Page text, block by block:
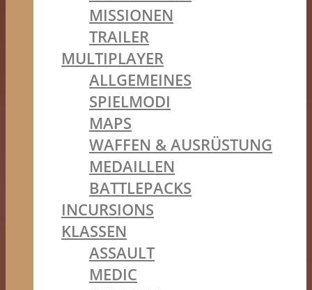
MISSIONEN
TRAILER
MULTIPLAYER
ALLGEMEINES
SPIELMODI
MAPS
WAFFEN & AUSRÜSTUNG
MEDAILLEN
BATTLEPACKS
INCURSIONS
KLASSEN
ASSAULT
MEDIC